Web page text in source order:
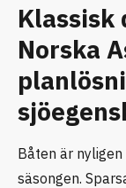
Klassisk
Norska
Båten är
säsongen.